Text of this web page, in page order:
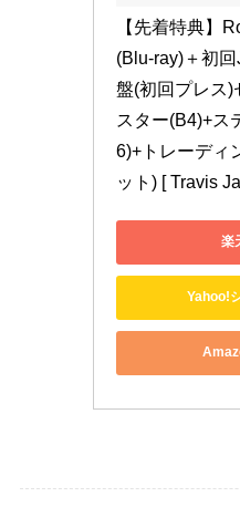
【先着特典】
(Blu-ray)＋初
盤(初回プレス)
スター(B4)+ス
6)+トレーディ
ット) [ Travis
楽
Yahoo!